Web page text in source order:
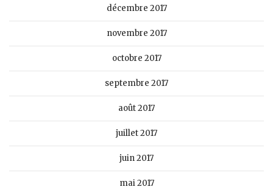
décembre 2017
novembre 2017
octobre 2017
septembre 2017
août 2017
juillet 2017
juin 2017
mai 2017